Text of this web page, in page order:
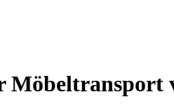
Möbeltransport